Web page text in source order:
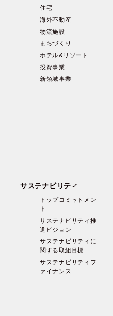
住宅
海外不動産
物流施設
まちづくり
ホテル&リゾート
投資事業
新領域事業
サステナビリティ
トップコミットメン
ト
サステナビリティ推
進ビジョン
サステナビリティに
関する取組目標
サステナビリティフ
ァイナンス